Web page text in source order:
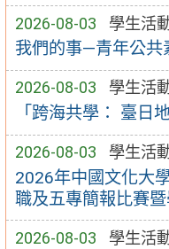
2026-08-03 學生活
我們的事—青年公共
2026-08-03 學生活
「跨海共學： 臺日
2026-08-03 學生活
2026年中國文化大
職及五專簡報比賽
2026-08-03 學生活